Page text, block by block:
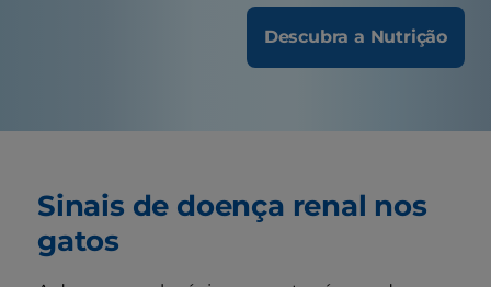
Descubra a Nutrição
Sinais de doença renal nos
gatos